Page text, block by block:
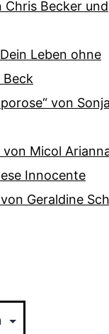
Chris Becker und
Leben ohne
Beck
von Sonja
von Micol
Innocente
Geraldine